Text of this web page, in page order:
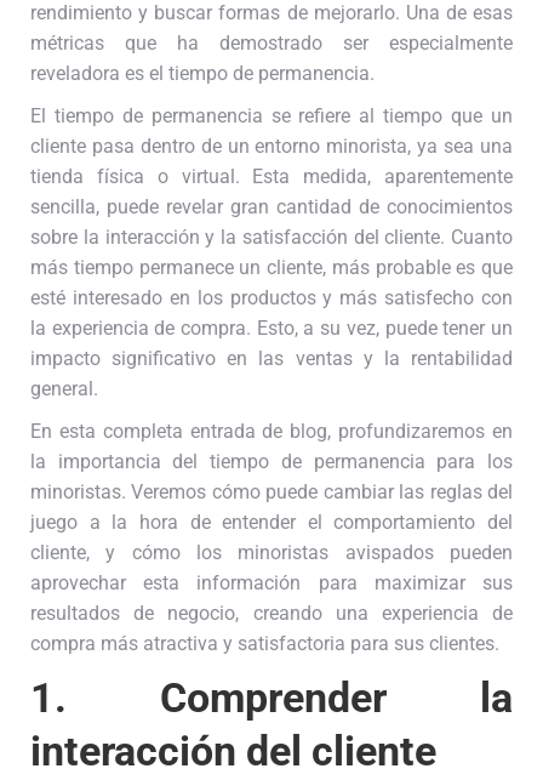
rendimiento y buscar formas de mejorarlo. Una de esas
métricas que ha demostrado ser especialmente
reveladora es el tiempo de permanencia.
El tiempo de permanencia se refiere al tiempo que un
cliente pasa dentro de un entorno minorista, ya sea una
tienda física o virtual. Esta medida, aparentemente
sencilla, puede revelar gran cantidad de conocimientos
sobre la interacción y la satisfacción del cliente. Cuanto
más tiempo permanece un cliente, más probable es que
esté interesado en los productos y más satisfecho con
la experiencia de compra. Esto, a su vez, puede tener un
impacto significativo en las ventas y la rentabilidad
general.
En esta completa entrada de blog, profundizaremos en
la importancia del tiempo de permanencia para los
minoristas. Veremos cómo puede cambiar las reglas del
juego a la hora de entender el comportamiento del
cliente, y cómo los minoristas avispados pueden
aprovechar esta información para maximizar sus
resultados de negocio, creando una experiencia de
compra más atractiva y satisfactoria para sus clientes.
1. Comprender la
interacción del cliente